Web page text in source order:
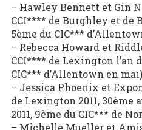
– Hawley Bennett et Gin
CCI**** de Burghley et de
5ème du CIC***
– Rebecca Howard et
CCI**** de Lexington l’an
CIC*** d’Allentown en mai)
– Jessica Phoenix et
de Lexington 2011, 30ème
2011, 9ème du CIC*** de
– Michelle Mueller et